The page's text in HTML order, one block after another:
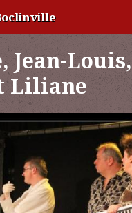
Jean-Louis,
Liliane